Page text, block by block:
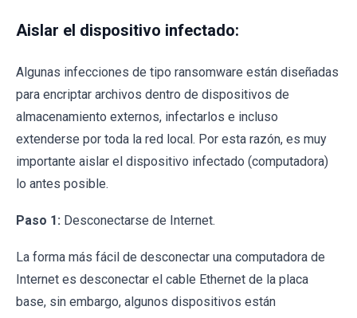
Aislar el dispositivo infectado:
Algunas infecciones de tipo ransomware están diseñadas
para encriptar archivos dentro de dispositivos de
almacenamiento externos, infectarlos e incluso
extenderse por toda la red local. Por esta razón, es muy
importante aislar el dispositivo infectado (computadora)
lo antes posible.
Paso 1: Desconectarse de Internet.
La forma más fácil de desconectar una computadora de
Internet es desconectar el cable Ethernet de la placa
base, sin embargo, algunos dispositivos están